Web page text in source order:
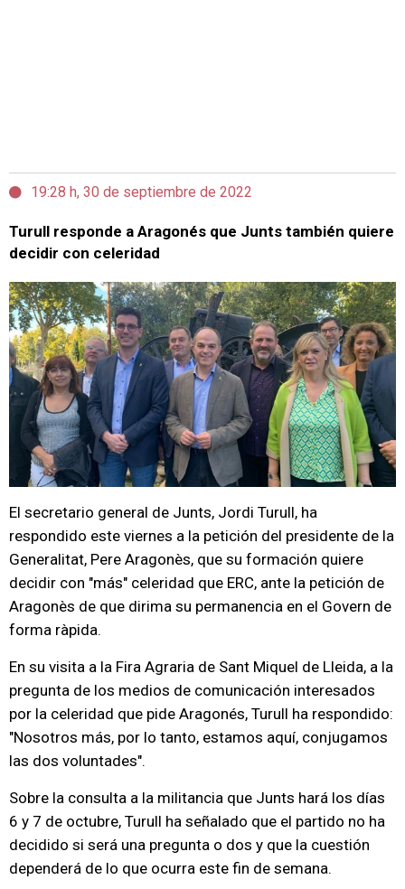
19:28 h, 30 de septiembre de 2022
Turull responde a Aragonés que Junts también quiere
decidir con celeridad
El secretario general de Junts, Jordi Turull, ha
respondido este viernes a la petición del presidente de la
Generalitat, Pere Aragonès, que su formación quiere
decidir con "más" celeridad que ERC, ante la petición de
Aragonès de que dirima su permanencia en el Govern de
forma ràpida.
En su visita a la Fira Agraria de Sant Miquel de Lleida, a la
pregunta de los medios de comunicación interesados
por la celeridad que pide Aragonés, Turull ha respondido:
"Nosotros más, por lo tanto, estamos aquí, conjugamos
las dos voluntades".
Sobre la consulta a la militancia que Junts hará los días
6 y 7 de octubre, Turull ha señalado que el partido no ha
decidido si será una pregunta o dos y que la cuestión
dependerá de lo que ocurra este fin de semana.